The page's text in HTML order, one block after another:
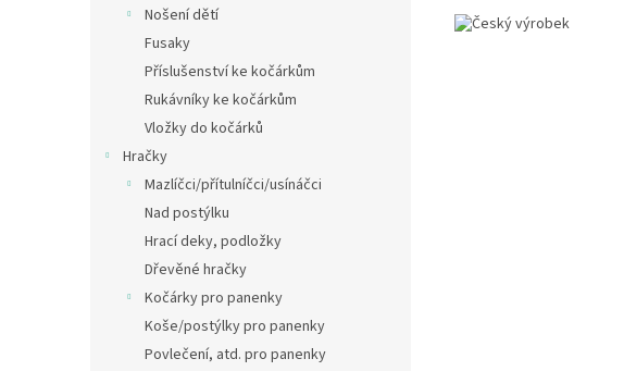
Nošení dětí
Fusaky
Příslušenství ke kočárkům
Rukávníky ke kočárkům
Vložky do kočárků
Hračky
Mazlíčci/přítulníčci/usínáčci
Nad postýlku
Hrací deky, podložky
Dřevěné hračky
Kočárky pro panenky
Koše/postýlky pro panenky
Povlečení, atd. pro panenky